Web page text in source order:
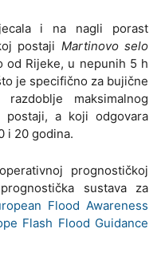
i na nagli porast
postaji Martinovo selo
od Rijeke, u nepunih 5 h
je specifično za bujične
maksimalnog
a koji odgovara
i 20 godina.
prognostičkoj
sustava za
Flood Awareness
Flash Flood Guidance